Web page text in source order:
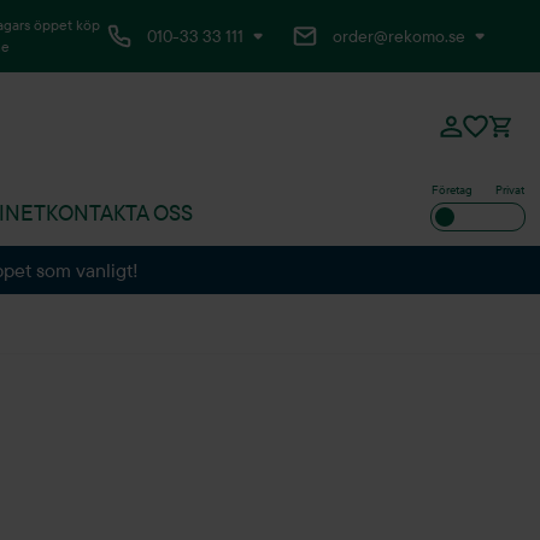
öppet köp
010-33 33 111 order@rekomo.se
KONTAKTA OSS
Företag Privat
som vanligt!